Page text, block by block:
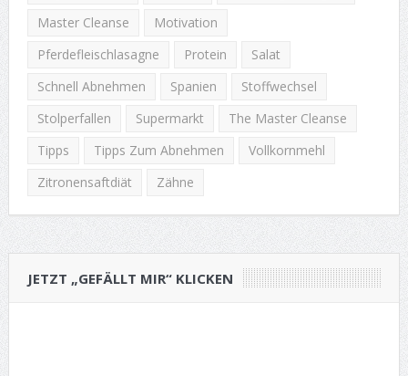
Master Cleanse
Motivation
Pferdefleischlasagne
Protein
Salat
Schnell Abnehmen
Spanien
Stoffwechsel
Stolperfallen
Supermarkt
The Master Cleanse
Tipps
Tipps Zum Abnehmen
Vollkornmehl
Zitronensaftdiät
Zähne
JETZT „GEFÄLLT MIR“ KLICKEN